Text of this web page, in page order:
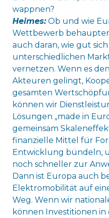
wappnen?
Heimes:Ob und wie
Wettbewerb
auch daran, wie gut
unterschiedlichen
vernetzen. Wenn es
Akteuren gelingt,
gesamten
können wir
Lösungen „made in
gemeinsam
finanzielle Mittel für
Entwicklung bündeln,
noch schneller zur
Dann ist Europa auch
Elektromobilität auf
Weg. Wenn wir
können Investitionen